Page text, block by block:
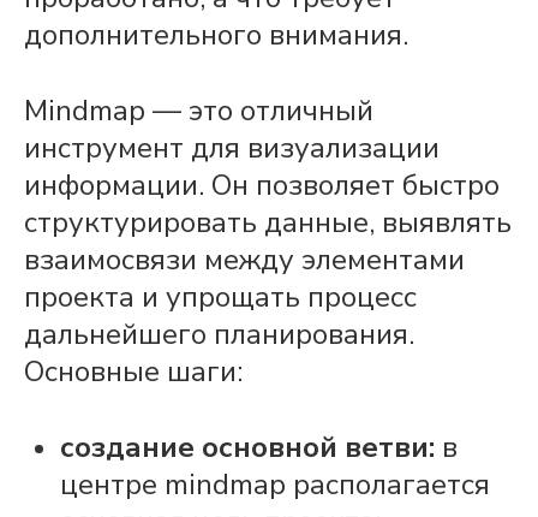
дополнительного внимания.
Mindmap — это отличный
инструмент для визуализации
информации. Он позволяет быстро
структурировать данные, выявлять
взаимосвязи между элементами
проекта и упрощать процесс
дальнейшего планирования.
Основные шаги:
создание основной ветви: в
центре mindmap располагается